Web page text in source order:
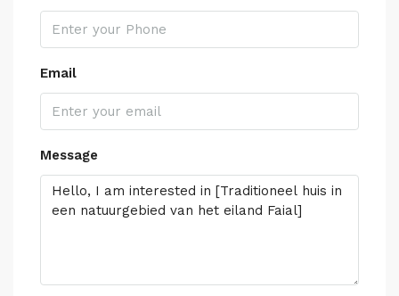
Email
Message